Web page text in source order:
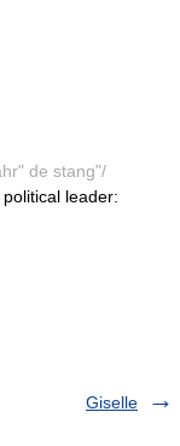
de stang"/
political leader:
Giselle